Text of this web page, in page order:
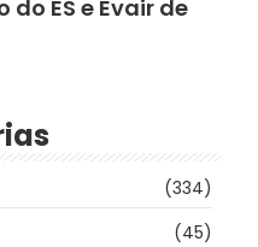
ES e Evair de
(334)
(45)